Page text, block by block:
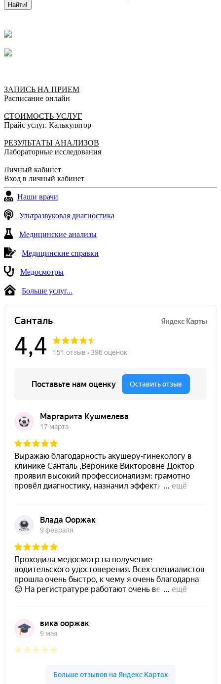
Найти!
ЗАПИСЬ НА ПРИЕМ
Расписание онлайн
СТОИМОСТЬ УСЛУГ
Прайс услуг. Калькулятор
РЕЗУЛЬТАТЫ АНАЛИЗОВ
Лабораторные исследования
Личный кабинет
Вход в личный кабинет
Наши врачи
Ультразвуковая диагностика
Медицинские анализы
Медицинские справки
Медосмотры
Больше услуг...